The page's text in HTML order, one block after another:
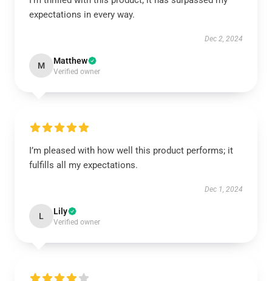
expectations in every way.
Dec 2, 2024
M Matthew
Verified owner
I’m pleased with how well this product performs; it
fulfills all my expectations.
Dec 1, 2024
L Lily
Verified owner